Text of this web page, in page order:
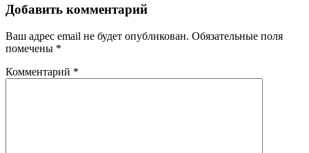
Добавить комментарий
Ваш адрес email не будет опубликован. Обязательные поля
помечены *
Комментарий *